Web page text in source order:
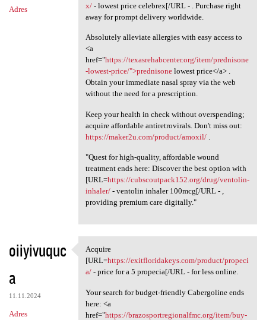
Adres
x/- lowest price celebrex[/URL - . Purchase right
away for prompt delivery worldwide.
Absolutely alleviate allergies with easy access to
<a
href="https://texasrehabcenter.org/item/prednisone
-lowest-price/">prednisonelowest price</a> .
Obtain your immediate nasal spray via the web
without the need for a prescription.
Keep your health in check without overspending;
acquire affordable antiretrovirals. Don't miss out:
https://maker2u.com/product/amoxil/.
"Quest for high-quality, affordable wound
treatment ends here: Discover the best option with
[URL=https://cubscoutpack152.org/drug/ventolin-
inhaler/- ventolin inhaler 100mcg[/URL - ,
providing premium care digitally."
oiiyivuquc
a
11.11.2024
Adres
Acquire [URL=https:/
Acquire
[URL=https://exitfloridakeys.com/product/propeci
a/- price for a 5 propecia[/URL - for less online.
Your search for budget-friendly Cabergoline ends
here: <a
href="https://brazosportregionalfmc.org/item/buy-